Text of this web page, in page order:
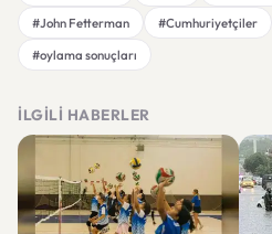
#John Fetterman
#Cumhuriyetçiler
#oylama sonuçları
İLGILI HABERLER